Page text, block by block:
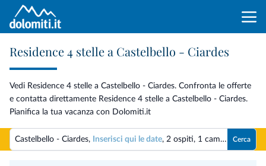
Residence 4 stelle a Castelbello - Ciardes
Vedi Residence 4 stelle a Castelbello - Ciardes. Confronta le offerte
e contatta direttamente Residence 4 stelle a Castelbello - Ciardes.
Pianifica la tua vacanza con Dolomiti.it
Castelbello - Ciardes, Inserisci qui le date, 2 ospiti, 1 camera Cerca